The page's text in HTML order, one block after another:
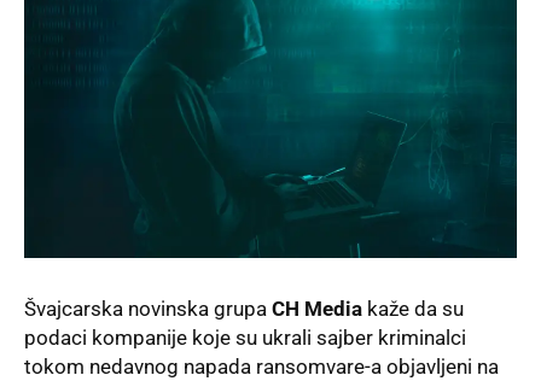
Švajcarska novinska grupa CH Media kaže da su
podaci kompanije koje su ukrali sajber kriminalci
tokom nedavnog napada ransomvare-a objavljeni na